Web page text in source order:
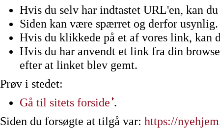
Hvis du selv har indtastet URL'en, kan
Siden kan være spærret og derfor usynlig.
Hvis du klikkede på et af vores link, kan
Hvis du har anvendt et link fra din
efter at linket blev gemt.
Prøv i stedet:
Gå til sitets forside .
Siden du forsøgte at tilgå var: https://